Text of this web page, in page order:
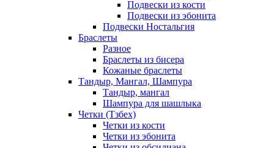
Подвески из кости
Подвески из эбонита
Подвески Ностальгия
Браслеты
Разное
Браслеты из бисера
Кожаные браслеты
Тандыр, Мангал, Шампура
Тандыр, мангал
Шампура для шашлыка
Четки (Тзбех)
Четки из кости
Четки из эбонита